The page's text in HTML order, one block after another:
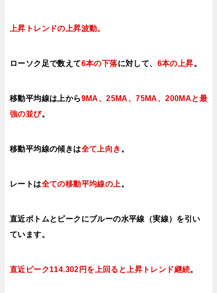
上昇トレンドの上昇波動。
ローソク足で数えて6本の下落に対して、 6本の上昇。
移動平均線は上から9MA、25MA、75MA、200MAと最
強の並び。
移動平均線の傾きは全て上向き 。
レートは全ての移動平均線の上。
直近ボトムとピークにブルーの水平線（実線）を引い
ています。
直近ピーク114.302円を上回ると上昇トレンド継続。